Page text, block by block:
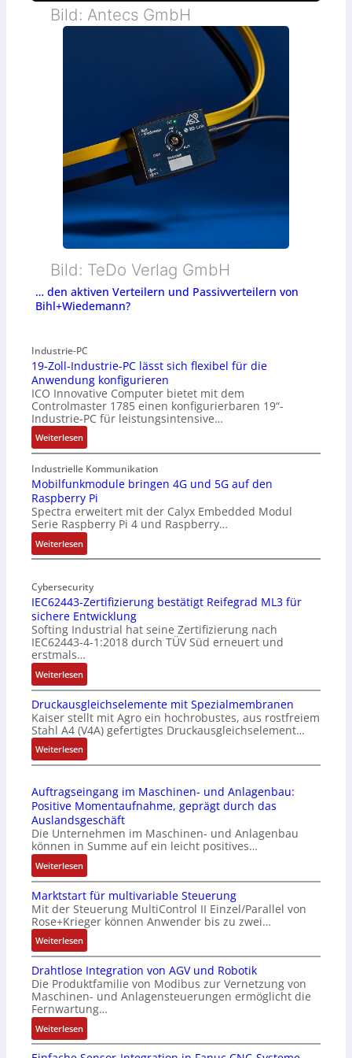
Bild: Antecs GmbH
Bild: TeDo Verlag GmbH
… den aktiven Verteilern und Passivverteilern von
Bihl+Wiedemann?
Industrie-PC
19-Zoll-Industrie-PC lässt sich flexibel für die
Anwendung konfigurieren
ICO Innovative Computer bietet mit dem
Controlmaster 1785 einen konfigurierbaren 19“-
Industrie-PC für leistungsintensive…
Weiterlesen:
1
9
-
Z
o
l
l
-
n
d
u
s
t
r
i
e
-
P
C
l
ä
s
t
s
i
c
h
f
l
e
x
i
b
e
l
f
ü
r
Industrielle Kommunikation
Mobilfunkmodule bringen 4G und 5G auf den
Raspberry Pi
Spectra erweitert mit der Calyx Embedded Modul
Serie Raspberry Pi 4 und Raspberry…
Weiterlesen:
M
b
i
l
f
u
n
k
m
o
d
u
l
e
r
i
n
g
e
n
4
G
u
n
d
5
G
a
u
f
d
Cybersecurity
IEC62443-Zertifizierung bestätigt Reifegrad ML3 für
sichere Entwicklung
Softing Industrial hat seine Zertifizierung nach
IEC62443-4-1:2018 durch TÜV Süd erneuert und
erstmals…
Weiterlesen:
I
E
6
2
4
3
-
Z
e
r
t
i
f
i
z
i
e
u
n
g
b
e
Druckausgleichselemente mit Spezialmembranen
Kaiser stellt mit Agro ein hochrobustes, aus rostfreiem
Stahl A4 (V4A) gefertigtes Druckausgleichselement…
Weiterlesen:
D
u
c
k
a
u
s
g
l
e
i
c
h
e
l
e
m
e
Auftragseingang im Maschinen- und Anlagenbau:
Positive Momentaufnahme, geprägt durch das
Auslandsgeschäft
Die Unternehmen im Maschinen- und Anlagenbau
können in Summe auf ein leicht positives…
Weiterlesen:
A
u
f
t
r
a
g
s
e
i
n
g
Marktstart für multivariable Steuerung
Mit der Steuerung MultiControl II Einzel/Parallel von
Rose+Krieger können Anwender bis zu zwei…
Weiterlesen:
M
a
r
k
t
s
t
Drahtlose Integration von AGV und Robotik
Die Produktfamilie von Modibus zur Vernetzung von
Maschinen- und Anlagensteuerungen ermöglicht die
Fernwartung…
Weiterlesen:
D